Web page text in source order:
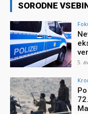
SORODNE
5.